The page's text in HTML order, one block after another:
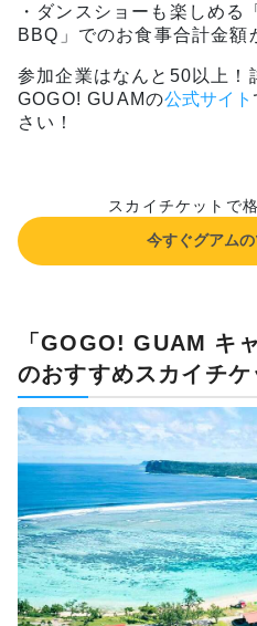
・ダンスショーも楽しめる
BBQ」でのお食事合計金額
参加企業はなんと50以上！
GOGO! GUAMの公式サイト
さい！
スカイチケットで
今すぐグアム
「GOGO! GUAM キ
のおすすめスカイチ